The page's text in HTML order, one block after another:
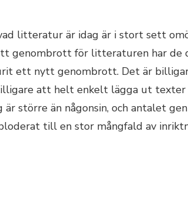
litteratur är idag är i stort sett
genombrott för litteraturen har de
ett nytt genombrott. Det är
att helt enkelt lägga ut texter
är större än någonsin, och antalet
till en stor mångfald av